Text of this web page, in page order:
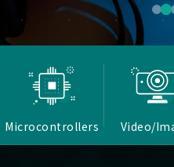
Microcontrollers Video/